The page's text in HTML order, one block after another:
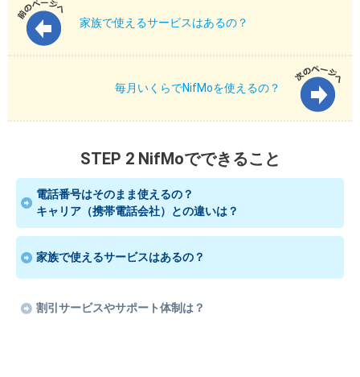
家族で使えるサービスはあるの？
毎月いくらでNifMoを使えるの？
STEP 2 NifMoでできること
電話番号はそのまま使えるの？
キャリア（携帯電話会社）との違いは？
家族で使えるサービスはあるの？
割引サービスやサポート体制は？